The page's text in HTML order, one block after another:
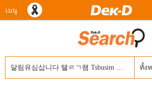
เมนู
ทั้ง